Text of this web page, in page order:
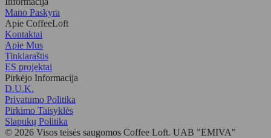
Mano Paskyra
Apie CoffeeLoft
Kontaktai
Apie Mus
Tinklaraštis
ES projektai
Pirkėjo Informacija
D.U.K.
Privatumo Politika
Pirkimo Taisyklės
Slapukų Politika
© 2026 Visos teisės saugomos Coffee Loft. UAB "EMIVA"